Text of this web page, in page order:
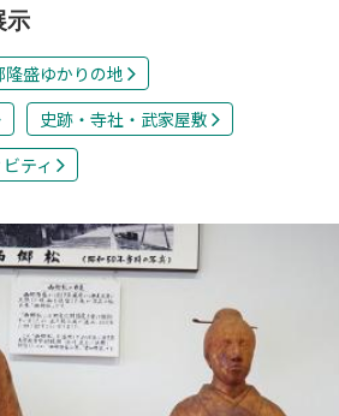
示
隆盛ゆかりの地
史跡・寺社・武家屋敷
ティ